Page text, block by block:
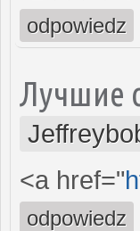
odpowiedz
Лучшие
<a href="
odpowiedz